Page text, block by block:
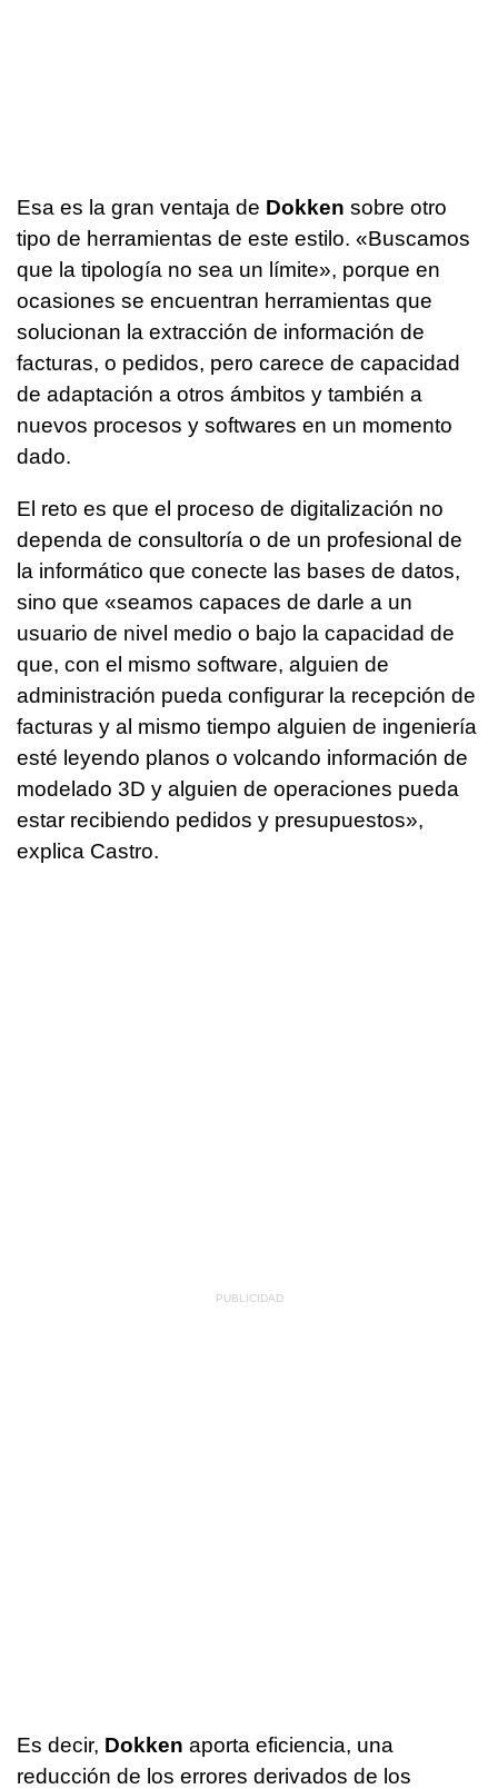
Esa es la gran ventaja de Dokken sobre otro
tipo de herramientas de este estilo. «Buscamos
que la tipología no sea un límite», porque en
ocasiones se encuentran herramientas que
solucionan la extracción de información de
facturas, o pedidos, pero carece de capacidad
de adaptación a otros ámbitos y también a
nuevos procesos y softwares en un momento
dado.
El reto es que el proceso de digitalización no
dependa de consultoría o de un profesional de
la informático que conecte las bases de datos,
sino que «seamos capaces de darle a un
usuario de nivel medio o bajo la capacidad de
que, con el mismo software, alguien de
administración pueda configurar la recepción de
facturas y al mismo tiempo alguien de ingeniería
esté leyendo planos o volcando información de
modelado 3D y alguien de operaciones pueda
estar recibiendo pedidos y presupuestos»,
explica Castro.
Es decir, Dokken aporta eficiencia, una
reducción de los errores derivados de los